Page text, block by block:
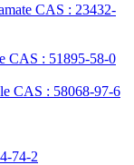
CAS : 23432-
CAS : 51895-58-0
CAS : 58068-97-6
74-2